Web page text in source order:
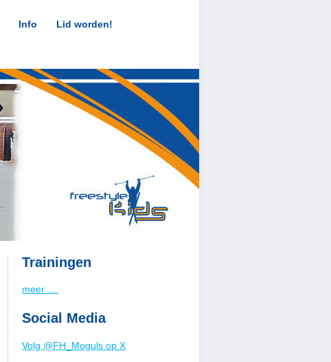
Trainingen
meer ....
Social Media
Volg @FH_Moguls op X
Info Lid worden!